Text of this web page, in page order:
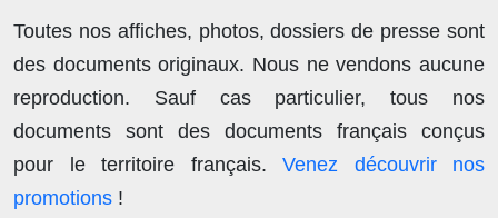
Toutes nos affiches, photos, dossiers de presse sont
des documents originaux. Nous ne vendons aucune
reproduction. Sauf cas particulier, tous nos
documents sont des documents français conçus
pour le territoire français. Venez découvrir nos
promotions !